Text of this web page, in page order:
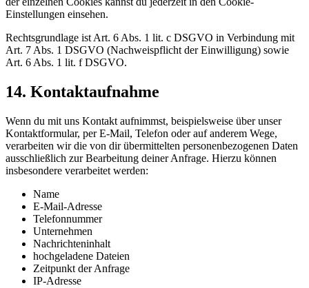
Einstellungen einsehen.
Rechtsgrundlage ist Art. 6 Abs. 1 lit. c DSGVO in Verbindung mit
Art. 7 Abs. 1 DSGVO (Nachweispflicht der Einwilligung) sowie
Art. 6 Abs. 1 lit. f DSGVO.
14. Kontaktaufnahme
Wenn du mit uns Kontakt aufnimmst, beispielsweise über unser
Kontaktformular, per E-Mail, Telefon oder auf anderem Wege,
verarbeiten wir die von dir übermittelten personenbezogenen Daten
ausschließlich zur Bearbeitung deiner Anfrage. Hierzu können
insbesondere verarbeitet werden:
Name
E-Mail-Adresse
Telefonnummer
Unternehmen
Nachrichteninhalt
hochgeladene Dateien
Zeitpunkt der Anfrage
IP-Adresse